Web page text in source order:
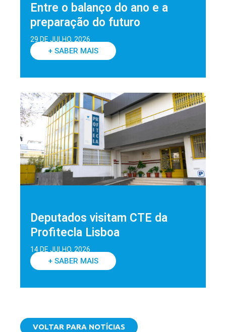
Entre o balanço do ano e a
preparação do futuro
29 DE JULHO, 2026
+ SABER MAIS
Deputados visitam CTE da
Profitecla Lisboa
14 DE JULHO, 2026
+ SABER MAIS
VOLTAR PARA NOTÍCIAS